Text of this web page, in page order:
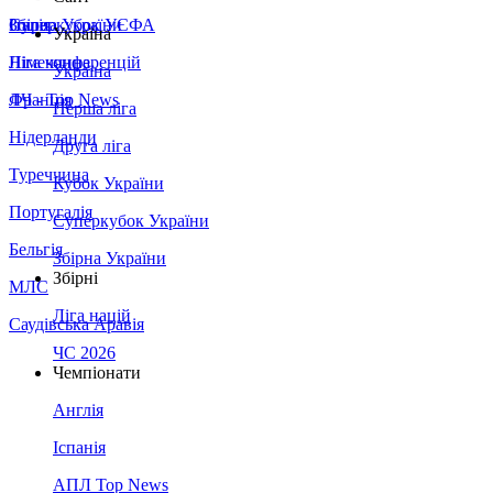
Збірна України
Італія
Німеччина
Франція
Нідерланди
Туреччина
Португалія
Бельгія
МЛС
Саудівська Аравія
Суперкубок УЄФА
Ліга конференцій
ЛЧ - Top News
Україна
Україна
Перша ліга
Друга ліга
Кубок України
Суперкубок України
Збірна України
Збірні
Ліга націй
ЧС 2026
Чемпіонати
Англія
Іспанія
АПЛ Top News